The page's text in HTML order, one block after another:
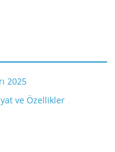
2025
ve Özellikler